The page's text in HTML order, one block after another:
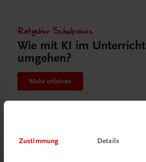
Zustimmung Details
Ratgeber Schulpraxis
Wie mit KI im Unterricht
umgehen?
Mehr erfahren